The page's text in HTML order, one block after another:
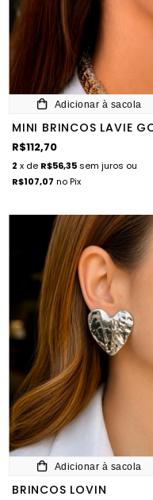
Adicionar à sacola
R$112,70
2 x de R$56,35 sem juros ou
R$107,07 no Pix
Adicionar à sacola
BRINCOS LOVIN